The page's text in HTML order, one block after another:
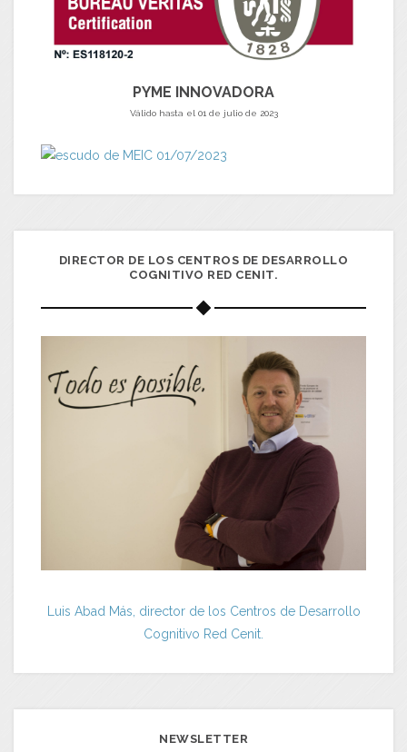
PYME INNOVADORA
Válido hasta el 01 de julio de 2023
DIRECTOR DE LOS CENTROS DE DESARROLLO
COGNITIVO RED CENIT.
Luis Abad Más, director de los Centros de Desarrollo
Cognitivo Red Cenit.
NEWSLETTER